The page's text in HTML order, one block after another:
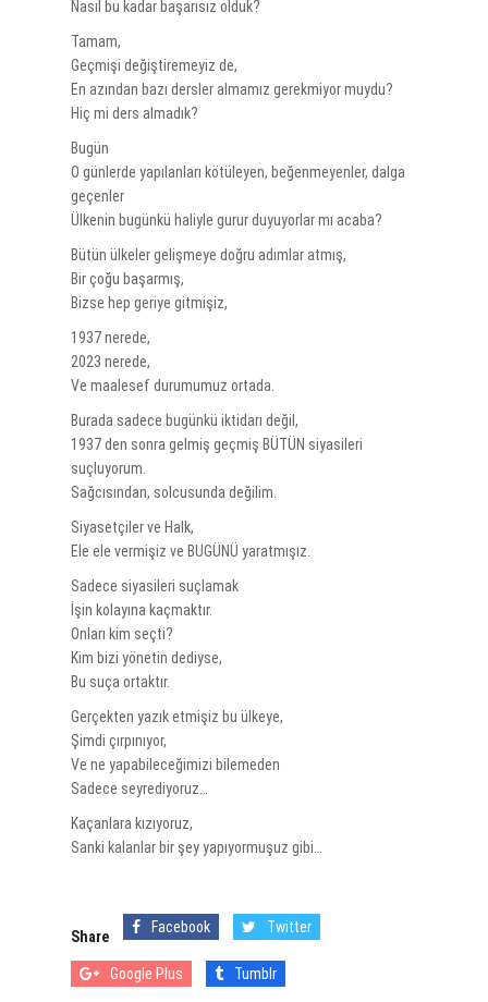
Nasıl bu kadar başarısız olduk?
Tamam,
Geçmişi değiştiremeyiz de,
En azından bazı dersler almamız gerekmiyor muydu?
Hiç mi ders almadık?
Bugün
O günlerde yapılanları kötüleyen, beğenmeyenler, dalga
geçenler
Ülkenin bugünkü haliyle gurur duyuyorlar mı acaba?
Bütün ülkeler gelişmeye doğru adımlar atmış,
Bir çoğu başarmış,
Bizse hep geriye gitmişiz,
1937 nerede,
2023 nerede,
Ve maalesef durumumuz ortada.
Burada sadece bugünkü iktidarı değil,
1937 den sonra gelmiş geçmiş BÜTÜN siyasileri
suçluyorum.
Sağcısından, solcusunda değilim.
Siyasetçiler ve Halk,
Ele ele vermişiz ve BUGÜNÜ yaratmışız.
Sadece siyasileri suçlamak
İşin kolayına kaçmaktır.
Onları kim seçti?
Kim bizi yönetin dediyse,
Bu suça ortaktır.
Gerçekten yazık etmişiz bu ülkeye,
Şimdi çırpınıyor,
Ve ne yapabileceğimizi bilemeden
Sadece seyrediyoruz…
Kaçanlara kızıyoruz,
Sanki kalanlar bir şey yapıyormuşuz gibi…
Share
Facebook Twitter
Google Plus Tumblr